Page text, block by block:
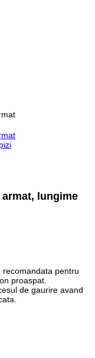
lungime
pentru
proaspat.
de gaurire avand